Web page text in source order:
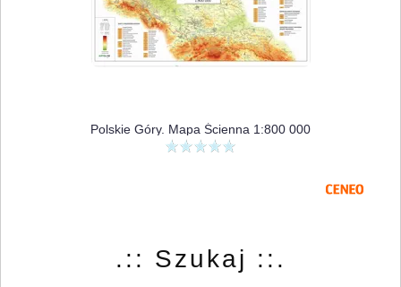
Polskie Góry. Mapa Ścienna 1:800 000
.:: Szukaj ::.